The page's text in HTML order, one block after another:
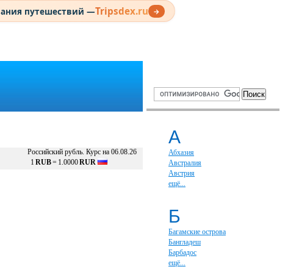
путешествий —Tripsdex.ru →
Российский рубль. Курс на 06.08.26
1 RUB= 1.0000RUR
А
Абхазия
Австралия
Австрия
ещё...
Б
Багамские острова
Бангладеш
Барбадос
ещё...